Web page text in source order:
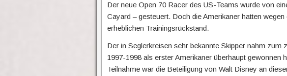
Der neue Open 70 Racer des US-Teams wurde von
Cayard – gesteuert. Doch die Amerikaner hatten
erheblichen Trainingsrückstand.
Der in Seglerkreisen sehr bekannte Skipper nahm zum
1997-1998 als erster Amerikaner überhaupt gewonnen
Teilnahme war die Beteiligung von Walt Disney an